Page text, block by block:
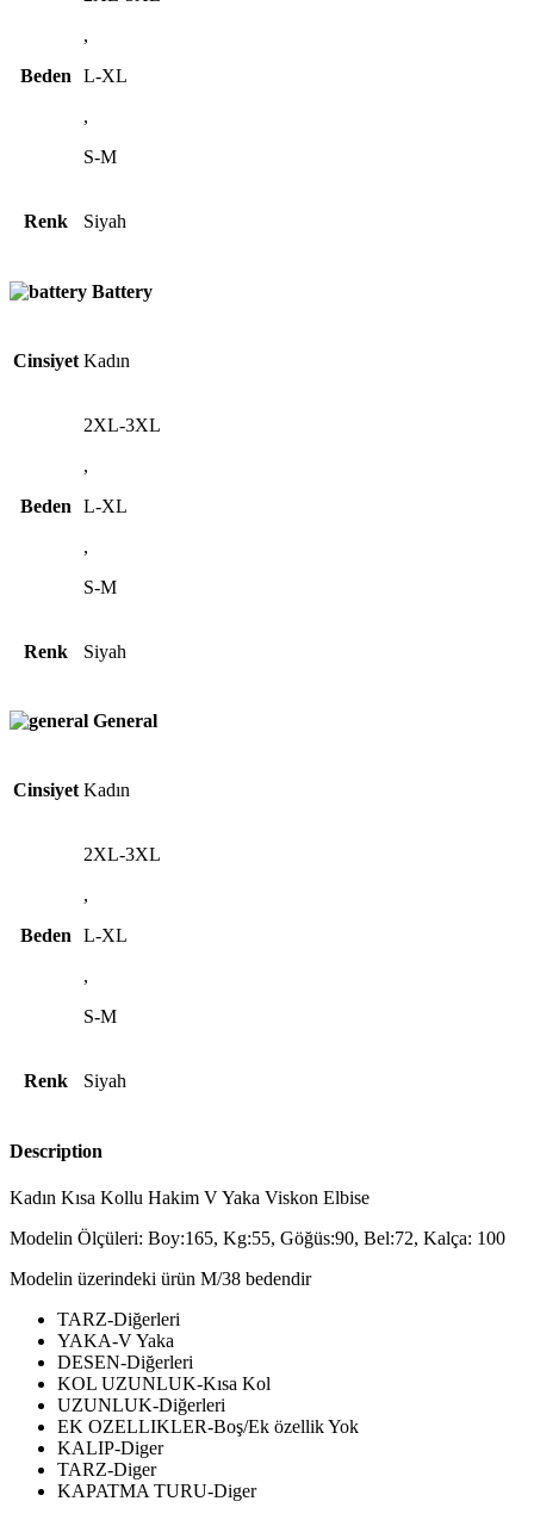
Beden
,
L-XL
,
S-M
Renk Siyah
Battery
Cinsiyet Kadın
Beden
2XL-3XL
,
L-XL
,
S-M
Renk Siyah
General
Cinsiyet Kadın
Beden
2XL-3XL
,
L-XL
,
S-M
Renk Siyah
Description
Kadın Kısa Kollu Hakim V Yaka Viskon Elbise
Modelin Ölçüleri: Boy:165, Kg:55, Göğüs:90, Bel:72, Kalça: 100
Modelin üzerindeki ürün M/38 bedendir
TARZ-Diğerleri
YAKA-V Yaka
DESEN-Diğerleri
KOL UZUNLUK-Kısa Kol
UZUNLUK-Diğerleri
EK OZELLIKLER-Boş/Ek özellik Yok
KALIP-Diger
TARZ-Diger
KAPATMA TURU-Diger